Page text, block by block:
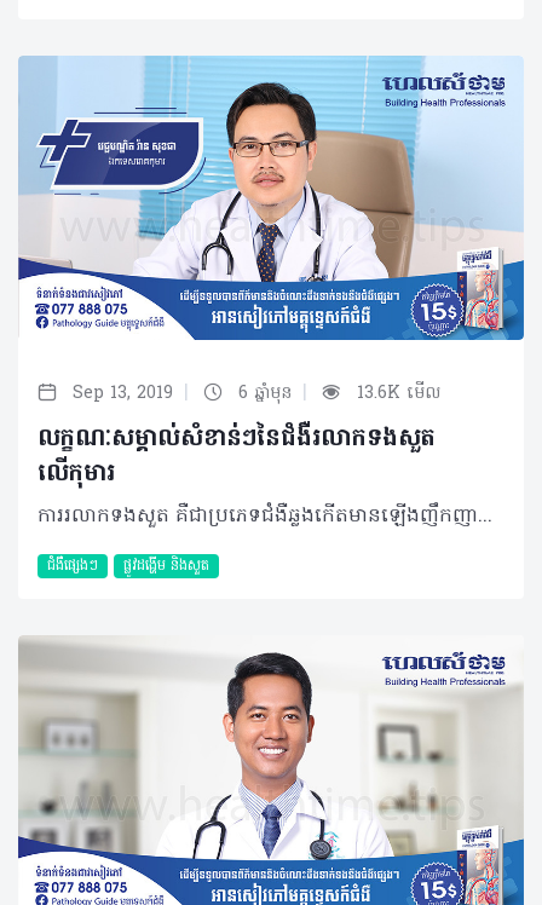
Sep 13, 2019 | 6 ឆ្នាំមុន | 13.6K មើល
លក្ខណៈសម្គាល់សំខាន់ៗនៃជំងឺរលាកទងសួត
លើកុមារ
ការរលាកទងសួត គឺជាប្រភេទជំងឺឆ្លងកើតមានឡើងញឹកញាប់ចំពោះក្មេងតូច និងទារក ដោយសារមានការរលាក និងស្ទះក្នុងទងសួត (Bronchiole) ដែលភាគច្រើនបង្កឡើងពីវីរុស។ ជាធម្មតារយៈពេលនៃជំងឺរលាកទងសួត គឺនៅអំឡុងខែត្រជាក់។ ជំងឺរលាកទងសួត ចាប់ផ្តើមជាមួយនឹងរោគសញ្ញាប្រហាក់ប្រហែលទៅនឹងជំងឺផ្តាសាយ ប៉ុន្តែវាអាចវិវឌ្ឍទៅជាក្អក ឮសំឡេងពេលដកដង្ហើម និងពេលខ្លះពិបាកដកដង្ហើម។ សញ្ញានៃការរលាកទងសួតអាចស្ថិតនៅពីច្រើនថ្ងៃទៅច្រើនសប្តាហ៍ ឬរហូតដល់មួយខែ។ កុមារភាគច្រើនបានធូរស្រាលដោយការសម្រាកព្យាបាលនៅផ្ទះ និងមានភាគរយតិចបំផុតដែលទាមទារឲ្យមានការព្យាបាលនៅមន្ទីរពេទ្យ។ លក្ខណៈនៃជំងឺ ការរលាកដែលប៉ះពាល់ផ្នែកនៃសួតត្រង់ bronchioles ត្រូវបានហៅថាជាជំងឺរលាកទងសួត។ Bronchioles មានលក្ខណៈតូច បំពង់មែកធាងដែលដឹកនាំខ្យល់ចេញចូលពីសួត។ នៅពេលបំពង់នេះ ត្រូវបានឆ្លងមេរោគ វាឡើងហើម និងពេញដោយស្លេស្ម ដែលធ្វើឲ្យពិបាកក្នុងការដកដង្ហើម។ ជំងឺរលាកទងសួតជាធម្មតាប៉ះពាល់ដល់ក្មេងអាយុក្រោម ២ឆ្នាំ ដែលអាចជាដោយខ្លួនឯងចំពោះក្មេងភាគច្រើន ប៉ុន្តែកុមារខ្លះដែលមានជំងឺនេះត្រូវការជួបប្រឹក្សាជាមួយគ្រូពេទ្យជាចាំបាច់។ ការចម្លងរោគ មូលហេតុចម្បងនៃការរលាកទងសួតគឺបណ្ដាលមកពីវីរុសមានឈ្មោះថា respiratory syncytial virus ឬ RSV។ វីរុសប្រភេទនេះរស់នៅក្នុងដំណក់ទឹកល្អិតៗ ដែលមាននៅក្នុងខ្យល់ពេលអ្នកជំងឺក្អក ឬកណ្តាស់ដែលអាចសាយភាយបានយ៉ាងងាយស្រួលពីមនុស្សម្នាក់ ទៅកាន់មនុស្សម្នាក់ទៀត។ រោគសញ្ញា ជាទូទៅ ការរលាកទងសួត ចាប់ផ្តើមដូចជាជំងឺផ្តាសាយដែរ ដែលកុមារតែងលេចឡើងនូវអាការៈដូចខាងក្រោម៖ • តឹងច្រមុះ ឬហៀរសម្បោរ • ក្អកដែលមានលក្ខណៈស្រាល • ក្តៅខ្លួនលើសពី៣៨ អង្សាសេ • ថយចុះចំណង់អាហារ។ នៅពេលការរលាកទងសួតកាន់តែវិវឌ្ឍធ្ងន់ធ្ងរ កុមារអាចលេចឡើងនូវសញ្ញាបន្ថែមរួមមាន៖ • ដកដង្ហើមញាប់ ឬមានបញ្ហាដង្ហើម៖ ចំពោះទារក សញ្ញាដំបូងអាចជាការផ្អាកដង្ហើមក្នុងរយៈពេលពី ១៥វិនាទី ឬ២០វិនាទី • ឮសំឡេងពេលដកដង្ហើម (ជាធម្មតាមានរយៈពេល៧ថ្ងៃ) • ក្អកធ្ងន់ធ្ងរ (រហូតដល់១៤ថ្ងៃ ឬយូរជាងនេះ) • មានបញ្ហាក្នុងការញ៉ាំ និងផឹក (ដោយសារសញ្ញាផ្សេងៗ)។ ការព្យាបាល ការព្យាបាលសំខាន់បំផុតនៃជំងឺរលាកទងសួត គឺត្រូវប្រាកដថាទារក ឬកូនរបស់អ្នកទទួលបានអុកស៊ីសែនគ្រប់គ្រាន់ ដោយគ្រូពេទ្យ ឬគិលានុបដ្ឋាកត្រូវបឺតស្លេស្មចេញពីច្រមុះកូនអ្នក ឬផ្តល់ខ្យល់មានសំណើម ឬអុកស៊ីសែនសម្រាប់ការដកដង្ហើម។ គួរបញ្ជាក់ថាគ្រូពេទ្យនឹងមិនផ្តល់ថ្នាំអង់ទីប៊ីយ៉ូទិកទេ ព្រោះការរលាកទងសួតបង្កឡើងពីវីរុស ហើយអង់ទីប៊ីយ៉ូទិកមិនមានប្រសិទ្ធភាពសម្លាប់វីរុសបានឡើយ។ ការថែទាំទារក ជាការពិតណាស់ គន្លឹះមួយចំនួនដែលឪពុកម្តាយគួរអនុវត្តដើម្បីជួយដល់កូនៗពីជំងឺរលាកទងសួតនេះរួមមាន៖ • ត្រូវប្រាកដថាកូនអ្នកទទួលបានជាតិទឹកគ្រប់គ្រាន់ • ប្រើប្រាស់ឧបករណ៍ផ្តល់សំណើមក្នុងបន្ទប់គេងរបស់កូនអ្នក • បើកូនអ្នកមិនស្រួលដោយសារក្តៅខ្លួន អ្នកអាចព្យាបាលដោយប្រើប៉ារ៉ាសេតាម៉ុល ឬ Ibuprofen • ចៀសវាងការប្រើ Aspirin ចំពោះក្មេងអាយុតិចជាង ១៨ឆ្នាំ • សម្អាតច្រមុះកូនអ្នកជាមួយសូលុយស្យុងសេរ៉ូមប្រៃ • បើកូនអ្នកមានអាយុលើសពី១ឆ្នាំ អាចផ្តល់អាហារក្តៅឧណ្ហៗ សារធាតុរាវថ្លាដើម្បីសម្រួលបំពង់ក និងជួយកាត់បន្ថយស្លេស្ម • ឲ្យកូនអ្នកគេងកើយខ្នើយបើពួកគេអាយុលើសពីមួយឆ្នាំ (មិនត្រូវប្រើខ្នើយទេបើកូនអ្នកអាយុក្រោម ១ឆ្នាំ) • គួរគេងក្នុងបន្ទប់ជាមួយកូនអ្នក ដូច្នេះ អ្នកនឹងអាចដឹងភ្លាមៗប្រសិនពួកគេពិបាកដកដង្ហើម • មិនអនុញ្ញាតឲ្យមាននរណាម្នាក់ជក់បារីនៅក្បែរកូនអ្នកឡើយ។ ការការពារ អ្នកអាចកាត់បន្ថយឱកាសដែលកូនអ្នកនឹងកើតជំងឺរលាកទងសួតដោយ៖ • លាងសម្អាតដៃអ្នក និងដៃកូនរបស់អ្នកឲ្យបានញឹកញាប់ជាមួយសាប៊ូដុំ និងទឹក ឬប្រើអាល់កុលជូតដៃ • នៅឲ្យឆ្ងាយពីមនុស្សពេញវ័យ ឬក្មេងដែលឈឺ • ចាក់វ៉ាក់សាំងបង្ការជំងឺផ្តាសាយជាប្រចាំចំពោះអ្នក និងកូនតូចរបស់អ្នក។ ជំងឺរលាកទងសួតអាចលាប់ឡើងវិញ ហើយការបង្ករោគអាចកើតឡើងលើសពីម្តងអំឡុងពេលជាមួយគ្នាក្នុងរដូវកាលនៃជំងឺផ្លូវដង្ហើម ហើយអ្នកជំងឺខ្លះអាចមានការបង្ករោគពីវីរុសពីរផ្សេងគ្នាក្នុងពេលតែមួយ។ បន្ថែមពីនោះ គ្រប់អ្នកជំងឺរលាកទងសួតត្រូវរក្សាគម្លាតឲ្យនៅដាច់ដោយឡែកពីអ្នកជំងឺផ្សេងទៀតដែលមាន និងគ្មានជំងឺរលាកទងសួត។ ប្រសិនបើចាំបាច់ អ្នកជំងឺដែលបង្កពីវីរុសដូចគ្នាអាចនៅបន្ទប់ជាមួយគ្នា ទោះជាយ៉ាងណាក៏ដោយបម្រុងប្រយ័ត្នគួរតែត្រូវបានអនុវត្តជានិច្ច។ ការវិវឌ្ឍ គួរបញ្ជាក់ដែរថា កុមារដែលធ្លាប់មានជំងឺរលាកទងសួតអាចនឹងពិបាកដកដង្ហើម ឬដកដង្ហើមឮម្តងទៀតក្នុងកម្រិតតែ៥០% ប៉ុណ្ណោះ។ ម៉្យាងទៀតគេនៅមិនទាន់ច្បាស់ថា តើវីរុសអាចបង្កឲ្យមានជំងឺហឺតបន្ថែមទៀត ឬកុមារដែលមានជំងឺហឺតអាចប្រឈមខ្ពស់ទៅនឹងជំងឺរលាកទងសួតឬយ៉ាងណា។ បកស្រាយដោយ៖ វេជ្ជបណ្ឌិត វ៉ាន សុខជា ឯកទេសរោគកុមារ សញ្ញាបត្រពីប្រទេសបារំាងនិងអូស្ត្រាលី បម្រើការនៅមន្ទីរពេទ្យកុមារជាតិ និងជាប្រធានមន្ទីរសំរាកព្យាបាលរោគកុមារ ម៉ាក់ស៊ីឃែរ អត្ថបទ៖ ដកស្រង់ចេញពីទស្សនាវដ្ដី ហេលស៍ថាម ប្រូ លេខ ៨៣ 2019 រក្សាសិទ្ធិគ្រប់យ៉ាង​ដោយ Healthtime Corporation ចំពោះគ្រប់អត្ថបទដោយគ្មានផ្នែកណាមួយត្រូវបោះពុម្ពផ្សាយចូលប្រព័ន្ធអុីនធឺណែតឧបករណ៍អេឡិចត្រូនិកអាត់ជាសំឡេងឬថតចំលងគ្រប់រូបភាពដោយគ្មានការអនុញ្ញាតឡើយ
ជំងឺផ្សេងៗ ផ្លូវដង្ហើម និងសួត